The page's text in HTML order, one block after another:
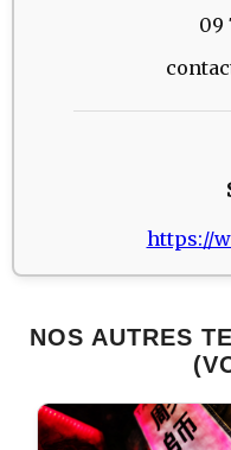
09
https://
NOS AUTRES